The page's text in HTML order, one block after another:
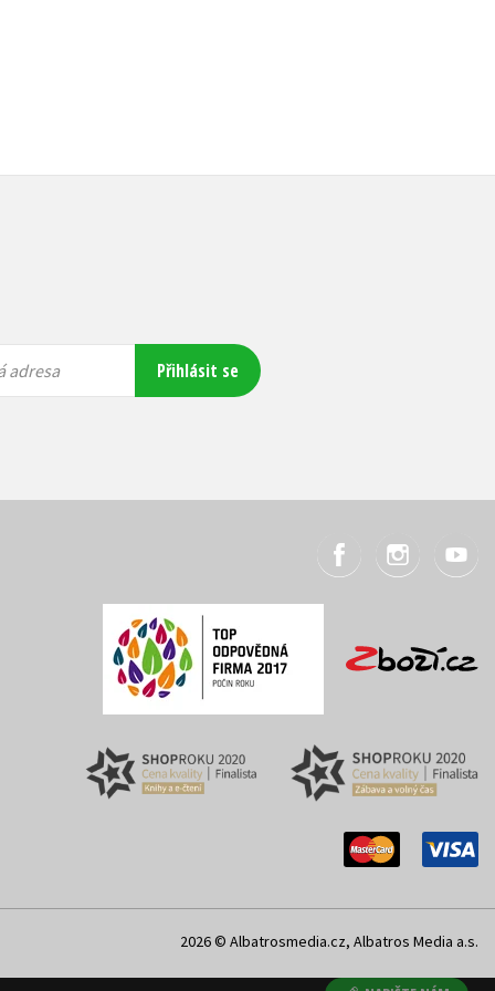
adresa Přihlásit se
2026 © Albatrosmedia.cz, Albatros Media a.s.